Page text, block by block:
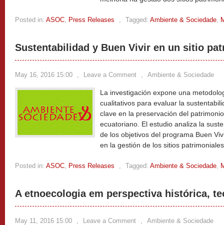
Posted in: ASOC, Press Releases , Tagged: Ambiente & Sociedade,
Sustentabilidad y Buen Vivir en un sitio
May 16, 2016 15:00 , Leave a Comment , Ambiente & Sociedade
La investigación expone una
cualitativos para evaluar la
clave en la preservación del
ecuatoriano. El estudio analiza la
de los objetivos del programa Buen
en la gestión de los sitios
Posted in: ASOC, Press Releases , Tagged: Ambiente & Sociedade,
A etnoecologia em perspectiva histórica,
May 11, 2016 15:00 , Leave a Comment , Ambiente & Sociedade